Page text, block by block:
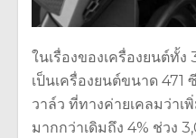
ในเรื่องของเครื่องยนต์ทั้
เป็นเครื่องยนต์ขนาด 471
วาล์​ว ที่ทางค่ายเคลมว่าเ
มากกว่าเดิมถึง 4% ช่วง